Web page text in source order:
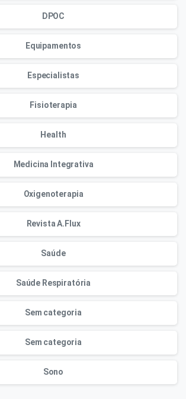
DPOC
Equipamentos
Especialistas
Fisioterapia
Health
Medicina Integrativa
Oxigenoterapia
Revista A.Flux
Saúde
Saúde Respiratória
Sem categoria
Sem categoria
Sono